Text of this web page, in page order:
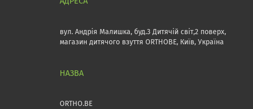
вул. Андрія Малишка, буд.3 Дитячій світ,2 поверх,
магазин дитячого взуття ORTHOBE, Київ, Україна
ORTHO.BE